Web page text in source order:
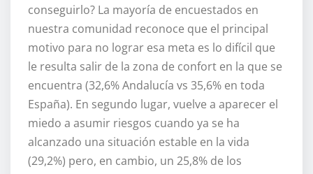
conseguirlo? La mayoría de encuestados en
nuestra comunidad reconoce que el principal
motivo para no lograr esa meta es lo difícil que
le resulta salir de la zona de confort en la que se
encuentra (32,6% Andalucía vs 35,6% en toda
España). En segundo lugar, vuelve a aparecer el
miedo a asumir riesgos cuando ya se ha
alcanzado una situación estable en la vida
(29,2%) pero, en cambio, un 25,8% de los